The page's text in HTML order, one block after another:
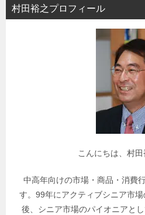
ー
村田裕之プロフィール
こんにちは、村田
中高年向けの市場・商品・消費
す。99年にアクティブシニア市
後、シニア市場のパイオニアと